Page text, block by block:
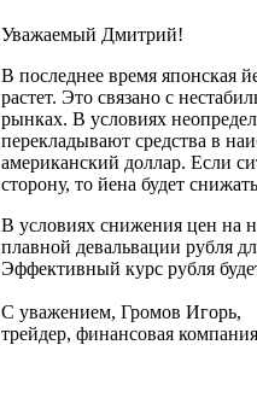
Уважаемый Дмитрий!
В последнее время
растет. Это связано с
рынках. В условиях
перекладывают средства в
американский доллар. Если
сторону, то йена будет
В условиях снижения цен на
плавной девальвации рубля
Эффективный курс рубля
С уважением, Громов Игорь,
трейдер, финансовая